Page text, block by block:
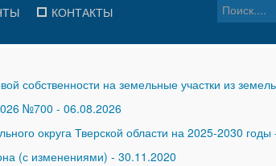
КОНТАКТЫ
собственности на земельные участки из земель
№700 - 06.08.2026
округа Тверской области на 2025-2030 годы
(с изменениями) - 30.11.2020